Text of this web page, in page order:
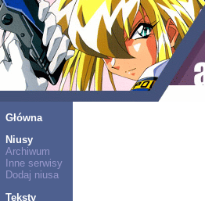
Główna
Niusy
Archiwum
Inne serwisy
Dodaj niusa
Teksty